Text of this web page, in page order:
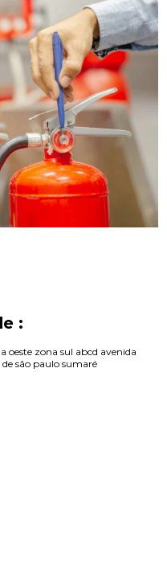
:
oeste zona sul abcd avenida
são paulo sumaré